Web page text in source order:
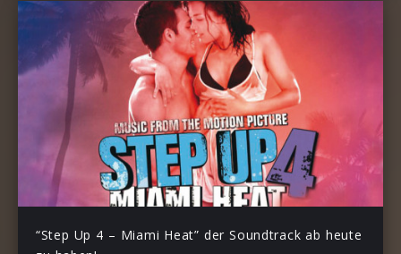
“Step Up 4 – Miami Heat” der Soundtrack ab heute